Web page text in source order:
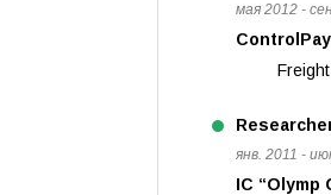
мая 2012 -
ControlPay
янв. 2011 -
IC “Olymp